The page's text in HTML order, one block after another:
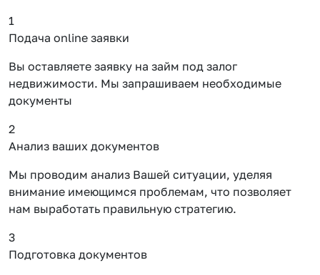
1
Подача online заявки
Вы оставляете заявку на займ под залог
недвижимости. Мы запрашиваем необходимые
документы
2
Анализ ваших документов
Мы проводим анализ Вашей ситуации, уделяя
внимание имеющимся проблемам, что позволяет
нам выработать правильную стратегию.
3
Подготовка документов